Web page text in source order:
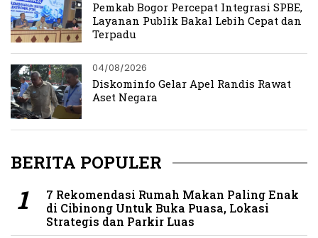
Pemkab Bogor Percepat Integrasi SPBE,
Layanan Publik Bakal Lebih Cepat dan
Terpadu
04/08/2026
Diskominfo Gelar Apel Randis Rawat
Aset Negara
BERITA POPULER
7 Rekomendasi Rumah Makan Paling Enak
di Cibinong Untuk Buka Puasa, Lokasi
Strategis dan Parkir Luas